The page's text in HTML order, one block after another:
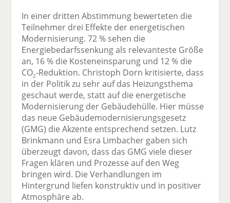
In einer dritten Abstimmung bewerteten die
Teilnehmer drei Effekte der energetischen
Modernisierung. 72 % sehen die
Energiebedarfssenkung als relevanteste Größe
an, 16 % die Kosteneinsparung und 12 % die
CO2-Reduktion. Christoph Dorn kritisierte, dass
in der Politik zu sehr auf das Heizungsthema
geschaut werde, statt auf die energetische
Modernisierung der Gebäudehülle. Hier müsse
das neue Gebäudemodernisierungsgesetz
(GMG) die Akzente entsprechend setzen. Lutz
Brinkmann und Esra Limbacher gaben sich
überzeugt davon, dass das GMG viele dieser
Fragen klären und Prozesse auf den Weg
bringen wird. Die Verhandlungen im
Hintergrund liefen konstruktiv und in positiver
Atmosphäre ab.